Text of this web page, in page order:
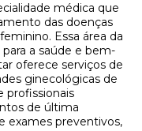
médica que
das doenças
Essa área da
a saúde e bem-
oferece serviços de
ginecológicas de
profissionais
de última
exames preventivos,